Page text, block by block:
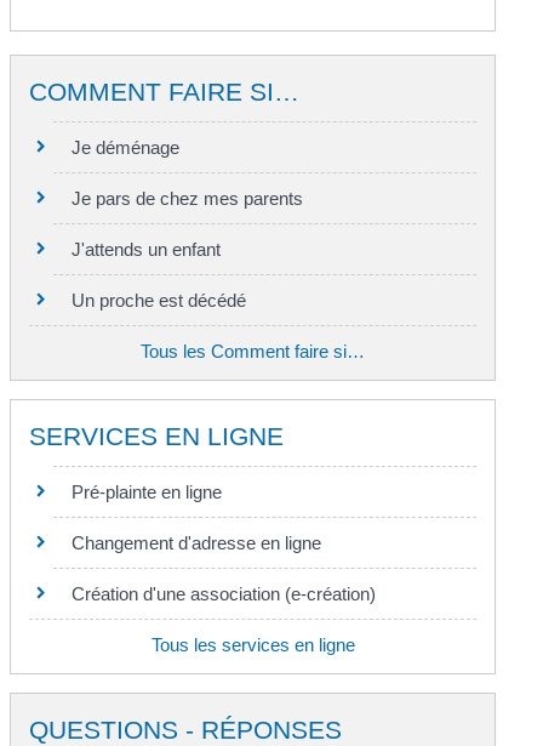
COMMENT FAIRE SI…
Je déménage
Je pars de chez mes parents
J'attends un enfant
Un proche est décédé
Tous les Comment faire si…
SERVICES EN LIGNE
Pré-plainte en ligne
Changement d'adresse en ligne
Création d'une association (e-création)
Tous les services en ligne
QUESTIONS - RÉPONSES